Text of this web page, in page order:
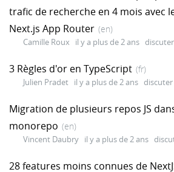
trafic de recherche en 4 mois avec
Next.js App Router (en)
Camille Roux il y a plus de 2 ans discuter
3 Règles d'or en TypeScript (fr)
Julien Pradet il y a plus de 2 ans discuter
Migration de plusieurs repos JS
monorepo (en)
Vincent Daubry il y a plus de 2 ans
28 features moins connues de